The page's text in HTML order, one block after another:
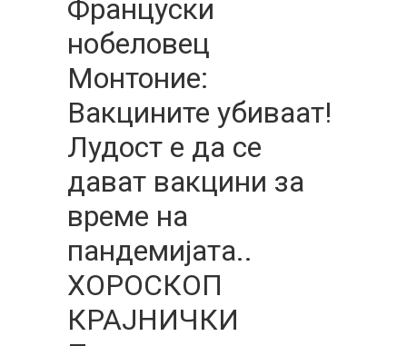
Француски
нобеловец
Монтоние:
Вакцините убиваат!
Лудост е да се
дават вакцини за
време на
пандемијата..
ХОРОСКОП
КРАЈНИЧКИ